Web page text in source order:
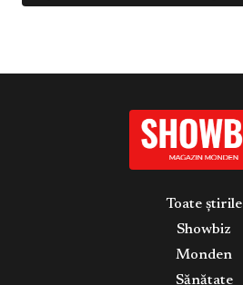
Toate știrile
Showbiz
Monden
Sănătate